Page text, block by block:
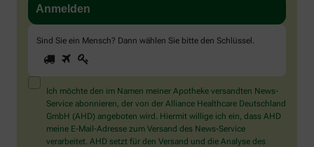
Sind Sie ein Mensch? Dann wählen Sie bitte den Schlüssel
Sie
ein
Mensch?
Dann
wählen
Sie
bitte
1 2
Ich möchte den im Namen meiner Apotheke versandten News-
Service abonnieren, der von der Alliance Healthcare Deutschland
GmbH (AHD) angeboten wird. Hiermit willige ich ein, dass AHD
meine E-Mail-Adresse zum Versand des News-Service
verarbeitet. AHD setzt für den Versand und die Analyse des